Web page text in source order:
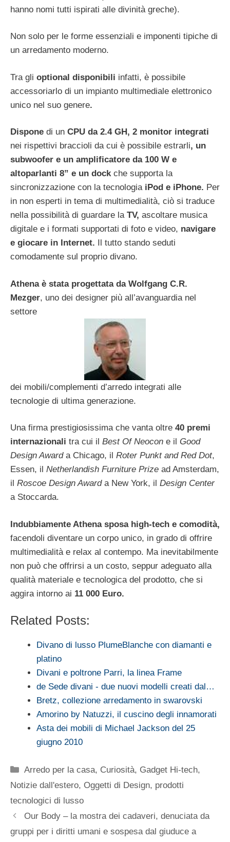
hanno nomi tutti ispirati alle divinità greche).
Non solo per le forme essenziali e imponenti tipiche di
un arredamento moderno.
Tra gli optional disponibili infatti, è possibile
accessoriarlo di un impianto multimediale elettronico
unico nel suo genere.
Dispone di un CPU da 2.4 GH, 2 monitor integrati
nei rispettivi braccioli da cui è possibile estrarli, un
subwoofer e un amplificatore da 100 W e
altoparlanti 8” e un dock che supporta la
sincronizzazione con la tecnologiaiPod e iPhone. Per
in non esperti in tema di multimedialità, ciò si traduce
nella possibilità di guardare la TV, ascoltare musica
digitale e i formati supportati di foto e video, navigare
e giocare in Internet. Il tutto stando seduti
comodamente sul proprio divano.
Athena è stata progettata da Wolfgang C.R.
Mezger, uno dei designer più all’avanguardia nel
settore
dei mobili/complementi d’arredo integrati alle
tecnologie di ultima generazione.
Una firma prestigiosissima che vanta oltre 40 premi
internazionali tra cui il Best Of Neocon e il Good
Design Awarda Chicago, il Roter Punkt and Red Dot,
Essen, il Netherlandish Furniture Prize ad Amsterdam,
il Roscoe Design Awarda New York, il Design Center
a Stoccarda.
Indubbiamente Athena sposa high-tech e comodità,
facendoli diventare un corpo unico, in grado di offrire
multimedialità e relax al contempo. Ma inevitabilmente
non può che offrirsi a un costo, seppur adeguato alla
qualità materiale e tecnologica del prodotto, che si
aggira intorno ai 11 000 Euro.
Related Posts:
Divano di lusso PlumeBlanche con diamanti e
platino
Divani e poltrone Parri, la linea Frame
de Sede divani - due nuovi modelli creati dal…
Bretz, collezione arredamento in swarovski
Amorino by Natuzzi, il cuscino degli innamorati
Asta dei mobili di Michael Jackson del 25
giugno 2010
Categorie
Arredo per la casa, Curiosità, Gadget Hi-tech,
Notizie dall'estero, Oggetti di Design, prodotti
tecnologici di lusso
Our Body – la mostra dei cadaveri, denuciata da
gruppi per i diritti umani e sospesa dal giuduce a